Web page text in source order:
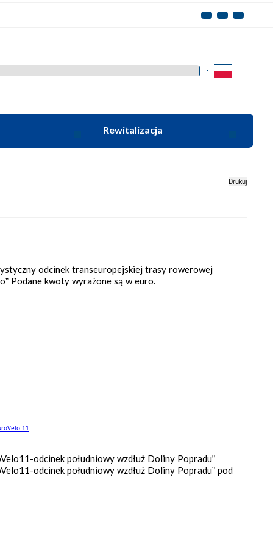
Kliknij aby wyszukać za
Rewitalizacja
Drukuj
odcinek transeuropejskiej trasy rowerowej
Podane kwoty wyrażone są w euro.
11
odcinek południowy wzdłuż Doliny Popradu”
odcinek południowy wzdłuż Doliny Popradu” pod